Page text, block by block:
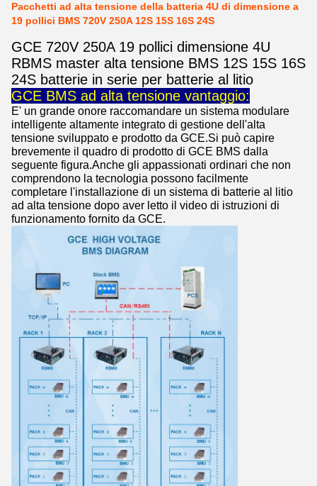
Pacchetti ad alta tensione della batteria 4U di dimensione a
19 pollici BMS 720V 250A 12S 15S 16S 24S
GCE 720V 250A 19 pollici dimensione 4U
RBMS master alta tensione BMS 12S 15S 16S
24S batterie in serie per batterie al litio
GCE BMS ad alta tensione vantaggio:
E' un grande onore raccomandare un sistema modulare
intelligente altamente integrato di gestione dell'alta
tensione sviluppato e prodotto da GCE.Si può capire
brevemente il quadro di prodotto di GCE BMS dalla
seguente figura.Anche gli appassionati ordinari che non
comprendono la tecnologia possono facilmente
completare l'installazione di un sistema di batterie al litio
ad alta tensione dopo aver letto il video di istruzioni di
funzionamento fornito da GCE.